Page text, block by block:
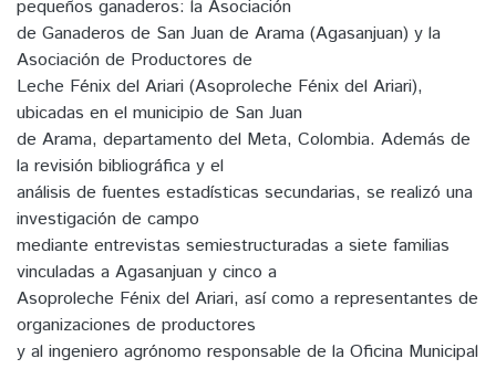
pequeños ganaderos: la Asociación
de Ganaderos de San Juan de Arama (Agasanjuan) y la
Asociación de Productores de
Leche Fénix del Ariari (Asoproleche Fénix del Ariari),
ubicadas en el municipio de San Juan
de Arama, departamento del Meta, Colombia. Además de
la revisión bibliográfica y el
análisis de fuentes estadísticas secundarias, se realizó una
investigación de campo
mediante entrevistas semiestructuradas a siete familias
vinculadas a Agasanjuan y cinco a
Asoproleche Fénix del Ariari, así como a representantes de
organizaciones de productores
y al ingeniero agrónomo responsable de la Oficina Municipal